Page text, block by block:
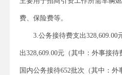
费、保险费等。
3.公务接待费支出328,609.00
出328,609.00元（其中：外事接
国内公务接待652批次（其中：